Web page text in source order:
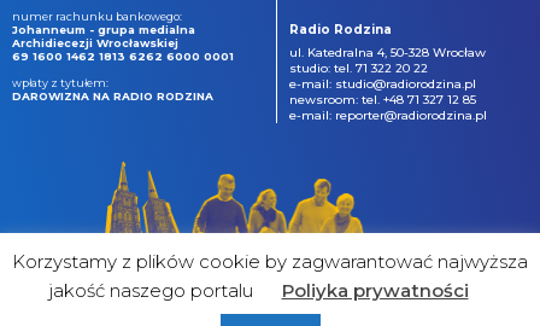
numer rachunku bankowego:
Johanneum - grupa medialna
Archidiecezji Wrocławskiej
69 1600 1462 1813 6262 6000 0001
wpłaty z tytułem:
DAROWIZNA NA RADIO RODZINA
Radio Rodzina
ul. Katedralna 4, 50-328 Wrocław
studio: tel. 71 322 20 22
e-mail: studio@radiorodzina.pl
newsroom: tel. +48 71 327 12 85
e-mail: reporter@radiorodzina.pl
Korzystamy z plików cookie by zagwarantować najwyższa
jakość naszego portalu
Poliyka prywatności